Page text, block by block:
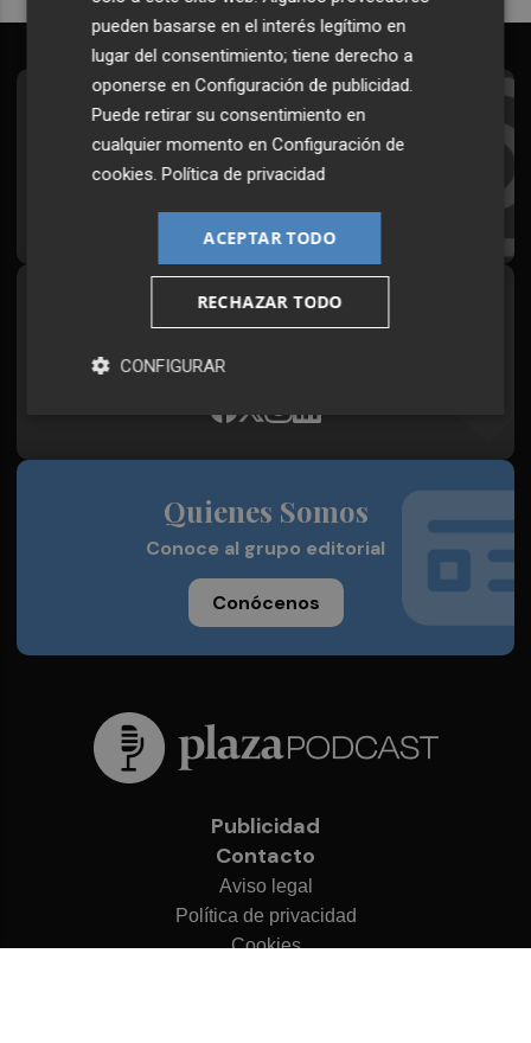
Suscríbete al Boletín
Todos los días a primera hora en tu email
¡Quiero suscribirme!
Síguenos en redes
Plaza Podcast, desde cualquier medio
Quienes Somos
Conoce al grupo editorial
Conócenos
Publicidad
Contacto
Aviso legal
Política de privacidad
Cookies
pueden basarse en el interés legítimo en
lugar del consentimiento; tiene derecho a
oponerse enConfiguración de publicidad.
Puede retirar su consentimiento en
cualquier momento enConfiguración de
cookies.Política de privacidad
ACEPTAR TODO
RECHAZAR TODO
CONFIGURAR